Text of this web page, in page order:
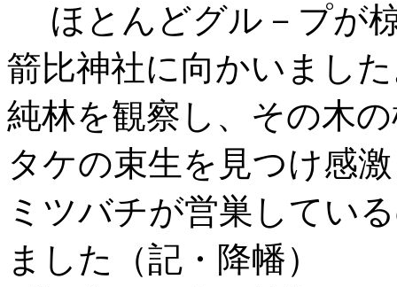
ほとんどグル－プが
箭比神社に向かいまし
純林を観察し、その木
タケの束生を見つけ感
ミツバチが営巣してい
ました（記・降幡）